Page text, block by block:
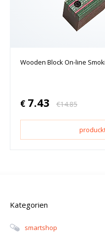
Wooden Block On-line
€ 7.43 €14.85
Kategorien
Smartshop